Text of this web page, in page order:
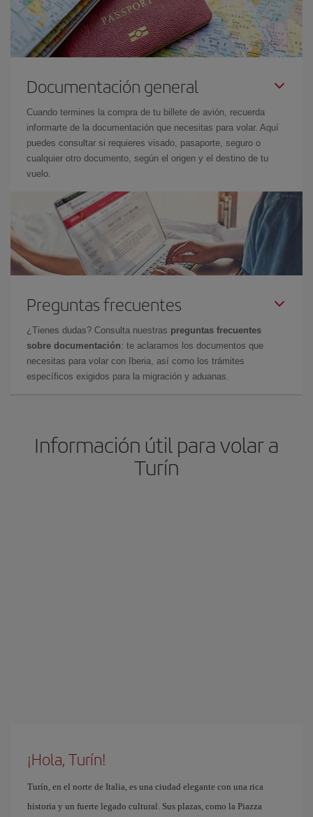
Documentación general
Cuando termines la compra de tu billete de avión, recuerda
informarte de la documentación que necesitas para volar. Aquí
puedes consultar si requieres visado, pasaporte, seguro o
cualquier otro documento, según el origen y el destino de tu
vuelo.
Preguntas frecuentes
¿Tienes dudas? Consulta nuestras preguntas frecuentes
sobre documentación: te aclaramos los documentos que
necesitas para volar con Iberia, así como los trámites
específicos exigidos para la migración y aduanas.
Información útil para volar a
Turín
¡Hola, Turín!
Turín, en el norte de Italia, es una ciudad elegante con una rica
historia y un fuerte legado cultural. Sus plazas, como la Piazza